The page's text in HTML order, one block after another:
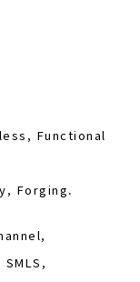
Functional
Forging.